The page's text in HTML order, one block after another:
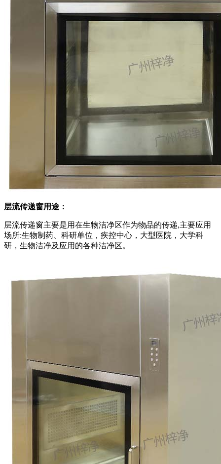
层流传递窗用途：
层流传递窗主要是用在生物洁净区作为物品的传递,主要应用
场所:生物制药、科研单位，疾控中心，大型医院，大学科
研，生物洁净及应用的各种洁净区。